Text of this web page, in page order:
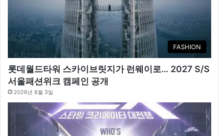
FASHION
롯데월드타워 스카이브릿지가 런웨이로… 2027 S/S
서울패션위크 캠페인 공개
2026년 8월 3일